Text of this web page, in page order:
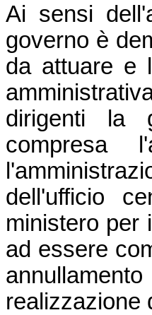
Ai sensi
governo è
da attuare e
dirigenti la
compresa
dell'ufficio
ministero per
ad essere
realizzazione